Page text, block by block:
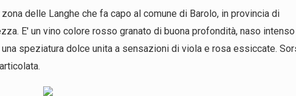
delle Langhe che fa capo al comune di Barolo, in provincia di
E' un vino colore rosso granato di buona profondità, naso intenso
speziatura dolce unita a sensazioni di viola e rosa essiccate.